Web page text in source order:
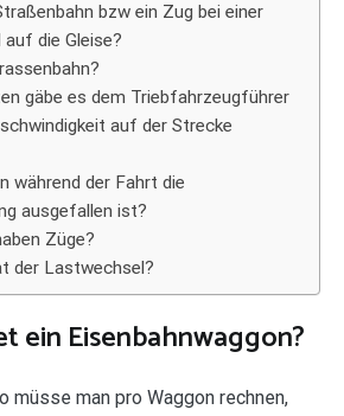
bzw ein Zug bei einer
die Gleise?
gäbe es dem Triebfahrzeugführer
auf der Strecke
während der Fahrt die
ausgefallen ist?
Züge?
der Lastwechsel?
ein Eisenbahnwaggon?
müsse man pro Waggon rechnen,